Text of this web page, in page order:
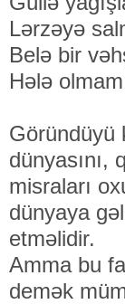
Lərzəyə
Belə bir
Hələ
Göründüyü
dünyasını,
misraları
dünyaya
etməlidir.
Amma bu
demək